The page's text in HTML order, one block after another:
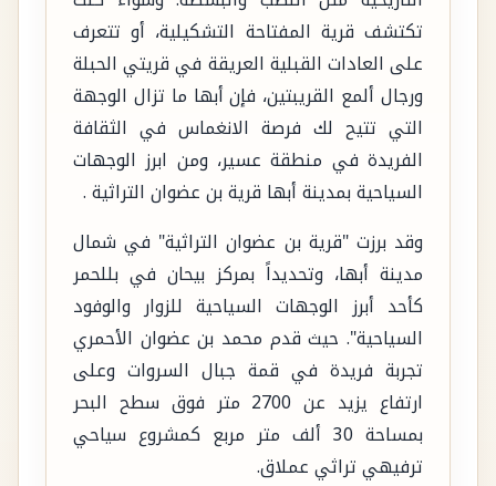
تكتشف قرية المفتاحة التشكيلية، أو تتعرف
على العادات القبلية العريقة في قريتي الحبلة
ورجال ألمع القريبتين، فإن أبها ما تزال الوجهة
التي تتيح لك فرصة الانغماس في الثقافة
الفريدة في منطقة عسير، ومن ابرز الوجهات
السياحية بمدينة أبها قرية بن عضوان التراثية .
وقد برزت "قرية بن عضوان التراثية" في شمال
مدينة أبها، وتحديداً بمركز بيحان في بللحمر
كأحد أبرز الوجهات السياحية للزوار والوفود
السياحية". حيث قدم محمد بن عضوان الأحمري
تجربة فريدة في قمة جبال السروات وعلى
ارتفاع يزيد عن 2700 متر فوق سطح البحر
بمساحة 30 ألف متر مربع كمشروع سياحي
ترفيهي تراثي عملاق.